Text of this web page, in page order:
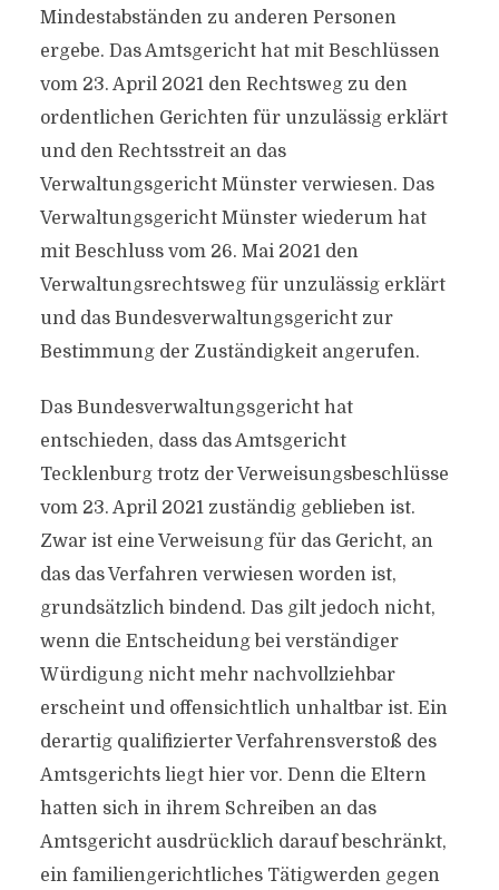
Mindestabständen zu anderen Personen
ergebe. Das Amtsgericht hat mit Beschlüssen
vom 23. April 2021 den Rechtsweg zu den
ordentlichen Gerichten für unzulässig erklärt
und den Rechtsstreit an das
Verwaltungsgericht Münster verwiesen. Das
Verwaltungsgericht Münster wiederum hat
mit Beschluss vom 26. Mai 2021 den
Verwaltungsrechtsweg für unzulässig erklärt
und das Bundesverwaltungsgericht zur
Bestimmung der Zuständigkeit angerufen.
Das Bundesverwaltungsgericht hat
entschieden, dass das Amtsgericht
Tecklenburg trotz der Verweisungsbeschlüsse
vom 23. April 2021 zuständig geblieben ist.
Zwar ist eine Verweisung für das Gericht, an
das das Verfahren verwiesen worden ist,
grundsätzlich bindend. Das gilt jedoch nicht,
wenn die Entscheidung bei verständiger
Würdigung nicht mehr nachvollziehbar
erscheint und offensichtlich unhaltbar ist. Ein
derartig qualifizierter Verfahrensverstoß des
Amtsgerichts liegt hier vor. Denn die Eltern
hatten sich in ihrem Schreiben an das
Amtsgericht ausdrücklich darauf beschränkt,
ein familiengerichtliches Tätigwerden gegen